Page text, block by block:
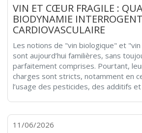
VIN ET CŒUR FRAGILE :
BIODYNAMIE
CARDIOVASCULAIRE
Les notions de "vin biologique" et
sont aujourd’hui familières, sans
parfaitement comprises. Pourtant,
charges sont stricts, notamment en
l’usage des pesticides, des additifs
11/06/2026